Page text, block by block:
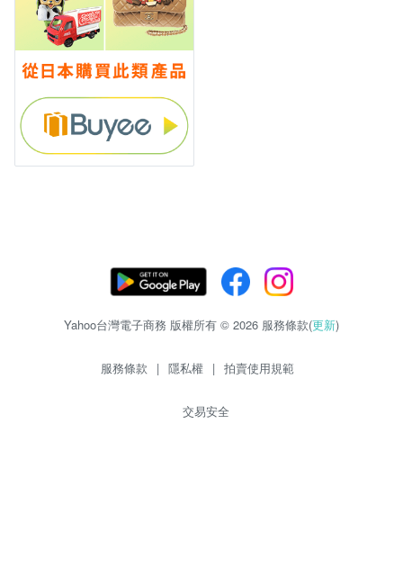
Yahoo台灣電子商務 版權所有 © 2026 服務條款(更新)
服務條款 | 隱私權 | 拍賣使用規範
交易安全